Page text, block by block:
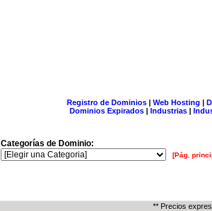
Registro de Dominios| Web Hosting |
Dominios Expirados | Industrias |
Categorías de Dominio:
[Pág.
** Precios